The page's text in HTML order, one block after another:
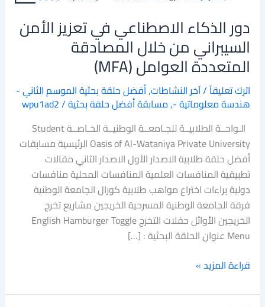
دور الذكاء الاصطناعي في تعزيز الأمن
السيبراني من خلال المصادقة
المتعددة العوامل (MFA)
اترك تعليقاً/آخر النشاطات,أفضل حلقة بحثية الموسم الثاني -
هندسة معلوماتية -,مسابقة أفضل حلقة بحثية/
wpu1ad2
الـواحــة الطلابيــة للجـامعــة الوطنيــة الخـاصــة Student
Oasis of Al-Wataniya Private University الرئيسية مسابقات
أفضل حلقة طلابية الاصدار الأول الاصدار الثاني مقالات
تطبيقية المنافسات العلمية المنافسات المحلية منافسات
دولية براءات اختراع مواهب طلابية كورال الجامعة الوطنية
فرقة الجامعة الوطنية المسرحية الخريجين مشاريع تخرج
الخريجين الأوائل حفلات التخرج English Hamburger Toggle
Menu عنوان الحلقة البحثية : […]
المصادقة
المتعددة
العوامل
(MFA)
قراءة المزيد »